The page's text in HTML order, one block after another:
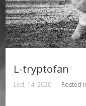
L-tryptofan
Led, 14, 2020 Posted